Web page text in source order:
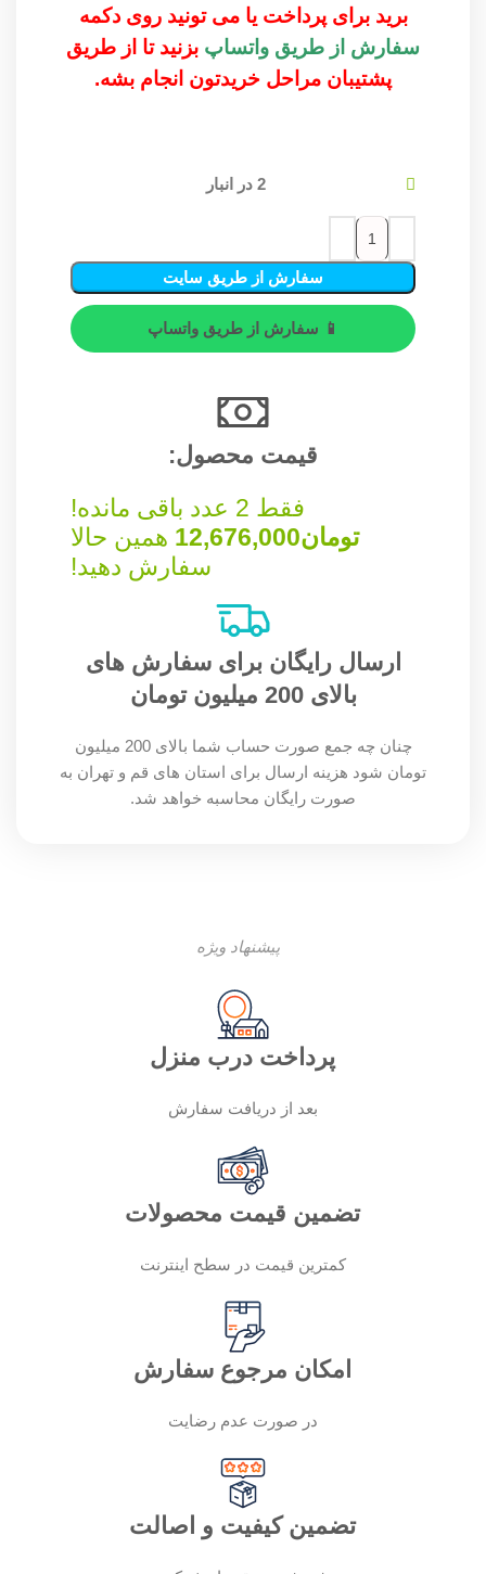
برید برای پرداخت یا می تونید روی دکمه
سفارش از طریق واتساپ بزنید تا از طریق
پشتیبان مراحل خریدتون انجام بشه.
2 در انبار
سفارش از طریق سایت
📱 سفارش از طریق واتساپ
قیمت محصول:​
فقط 2 عدد باقی مانده!
تومان12,676,000 همین حالا
سفارش دهید!
ارسال رایگان برای سفارش های
بالای 200 میلیون تومان
چنان چه جمع صورت حساب شما بالای 200 میلیون
تومان شود هزینه ارسال برای استان های قم و تهران به
صورت رایگان محاسبه خواهد شد.
پیشنهاد ویژه
پرداخت درب منزل
بعد از دریافت سفارش
تضمین قیمت محصولات
کمترین قیمت در سطح اینترنت
امکان مرجوع سفارش
در صورت عدم رضایت
تضمین کیفیت و اصالت